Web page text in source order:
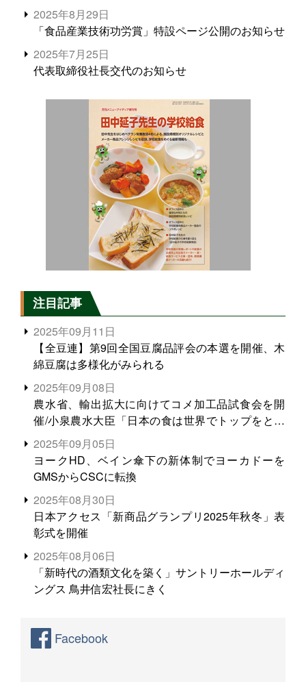
2025年8月29日
「食品産業技術功労賞」特設ページ公開のお知らせ
2025年7月25日
代表取締役社長交代のお知らせ
注目記事
2025年09月11日
【全豆連】第9回全国豆腐品評会の本選を開催、木
綿豆腐は多様化がみられる
2025年09月08日
農水省、輸出拡大に向けてコメ加工品試食会を開
催/小泉農水大臣「日本の食は世界でトップをとれ
る。米増産に向けて、米輸出需要の拡大を」
2025年09月05日
ヨークHD、ベイン傘下の新体制でヨーカドーを
GMSからCSCに転換
2025年08月30日
日本アクセス「新商品グランプリ2025年秋冬」表
彰式を開催
2025年08月06日
「新時代の酒類文化を築く」サントリーホールディ
ングス 鳥井信宏社長にきく
Facebook